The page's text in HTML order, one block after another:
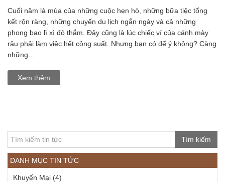
Cuối năm là mùa của những cuộc hẹn hò, những bữa tiệc tổng
kết rộn ràng, những chuyến du lịch ngắn ngày và cả những
phong bao lì xì đỏ thắm. Đây cũng là lúc chiếc ví của cánh mày
râu phải làm việc hết công suất. Nhưng bạn có để ý không? Càng
những…
Xem thêm
Tìm kiếm
DANH MỤC TIN TỨC
Khuyến Mại (4)